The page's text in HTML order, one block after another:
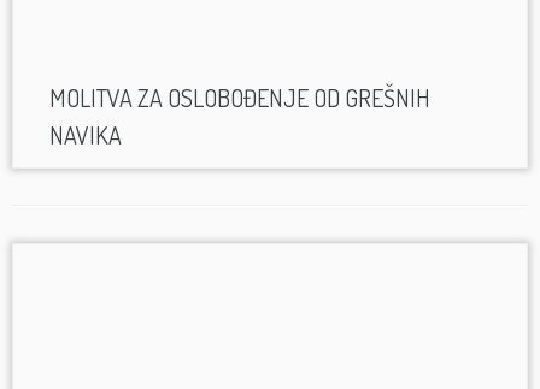
MOLITVA ZA OSLOBOĐENJE OD GREŠNIH
NAVIKA